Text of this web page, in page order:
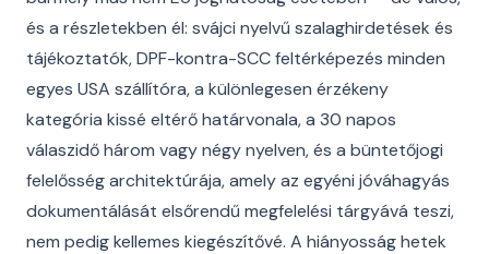
és a részletekben él: svájci nyelvű szalaghirdetések és
tájékoztatók, DPF-kontra-SCC feltérképezés minden
egyes USA szállítóra, a különlegesen érzékeny
kategória kissé eltérő határvonala, a 30 napos
válaszidő három vagy négy nyelven, és a büntetőjogi
felelősség architektúrája, amely az egyéni jóváhagyás
dokumentálását elsőrendű megfelelési tárgyává teszi,
nem pedig kellemes kiegészítővé. A hiányosság hetek